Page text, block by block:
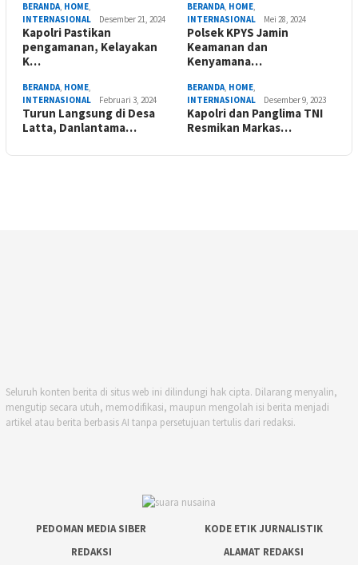
BERANDA, HOME,
INTERNASIONAL
Desember 21, 2024
Kapolri Pastikan
pengamanan, Kelayakan
K…
BERANDA, HOME,
INTERNASIONAL
Mei 28, 2024
Polsek KPYS Jamin
Keamanan dan
Kenyamana…
BERANDA, HOME,
INTERNASIONAL
Februari 3, 2024
Turun Langsung di Desa
Latta, Danlantama…
BERANDA, HOME,
INTERNASIONAL
Desember 9, 2023
Kapolri dan Panglima TNI
Resmikan Markas…
Seluruh konten berita di situs web ini dilindungi hak cipta. Dilarang menyalin,
mengutip secara utuh, memodifikasi, maupun mengolah isi berita menjadi
artikel atau berita berbasis AI tanpa persetujuan tertulis dari redaksi.
PEDOMAN MEDIA SIBER
KODE ETIK JURNALISTIK
REDAKSI
ALAMAT REDAKSI